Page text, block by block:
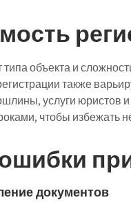
объекта и
также
услуги юристов
чтобы избежать
документов